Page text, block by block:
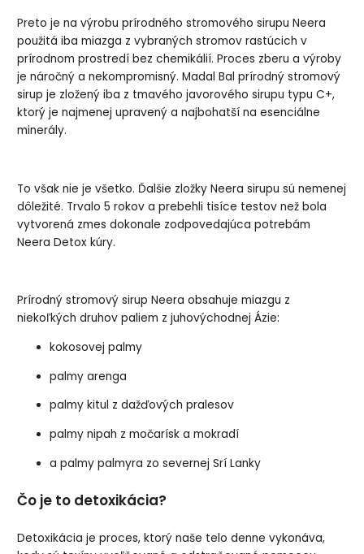
Preto je na výrobu prírodného stromového sirupu Neera
použitá iba miazga z vybraných stromov rastúcich v
prírodnom prostredí bez chemikálií. Proces zberu a výroby
je náročný a nekompromisný. Madal Bal prírodný stromový
sirup je zložený iba z tmavého javorového sirupu typu C+,
ktorý je najmenej upravený a najbohatší na esenciálne
minerály.
To však nie je všetko. Ďalšie zložky Neera sirupu sú nemenej
dôležité. Trvalo 5 rokov a prebehli tisíce testov než bola
vytvorená zmes dokonale zodpovedajúca potrebám
Neera Detox kúry.
Prírodný stromový sirup Neera obsahuje miazgu z
niekoľkých druhov paliem z juhovýchodnej Ázie:
kokosovej palmy
palmy arenga
palmy kitul z dažďových pralesov
palmy nipah z močarísk a mokradí
a palmy palmyra zo severnej Srí Lanky
Čo je to detoxikácia?
Detoxikácia je proces, ktorý naše telo denne vykonáva,